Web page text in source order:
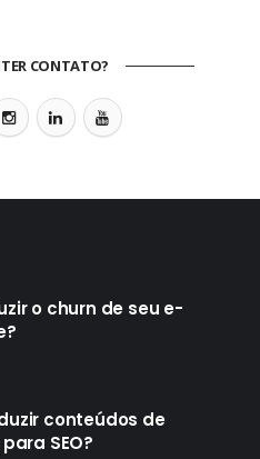
CONTATO?
o churn de seu e-
conteúdos de
SEO?